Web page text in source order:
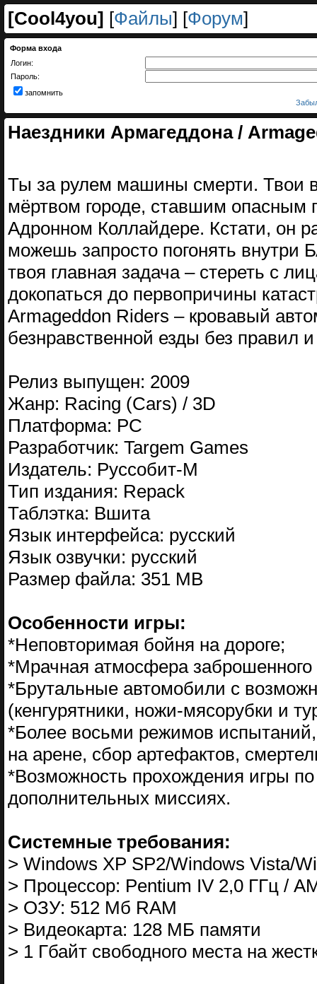
[Cool4you] [Файлы] [Форум]
Форма входа
Логин:
Пароль:
запомнить
Наездники Армагеддона /
Ты за рулем машины смерти. Твои
мёртвом городе, ставшим опасным
Адронном Коллайдере. Кстати, он
можешь запросто погонять
твоя главная задача – стереть с
докопаться до первопричины
Armageddon Riders – кровавый
безнравственной езды без правил
Релиз выпущен: 2009
Жанр: Racing (Cars) / 3D
Платформа: PC
Разработчик: Targem Games
Издатель: Руссобит-M
Тип издания: Repack
Таблэтка: Вшита
Язык интерфейса: русский
Язык озвучки: русский
Размер файла: 351 MB
Особенности игры:
*Неповторимая бойня на дороге;
*Мрачная атмосфера заброшенного
*Брутальные автомобили с
(кенгурятники, ножи-мясорубки и
*Более восьми режимов
на арене, сбор артефактов,
*Возможность прохождения игры
дополнительных миссиях.
Системные требования:
> Windows XP SP2/Windows Vista/
> Процессор: Pentium IV 2,0 ГГц /
> ОЗУ: 512 Мб RAM
> Видеокарта: 128 МБ памяти
> 1 Гбайт свободного места на